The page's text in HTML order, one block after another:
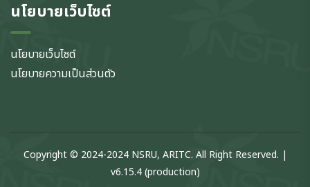
นโยบายเว็บไซต์
นโยบายเว็บไซต์
นโยบายความเป็นส่วนตัว
Copyright © 2024-2024 NSRU, ARITC. All Right Reserved. |
v6.15.4 (production)